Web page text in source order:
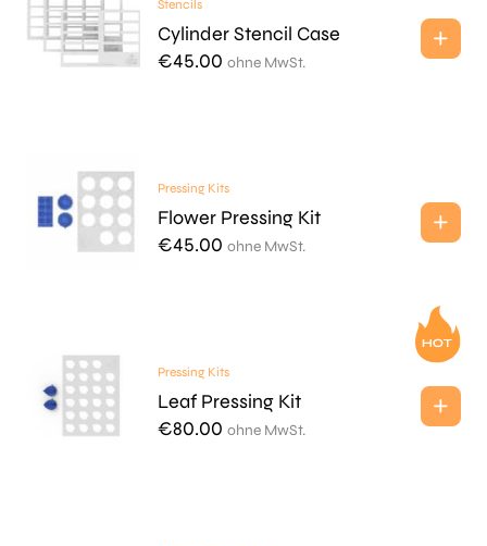
Stencils
Cylinder Stencil Case
€45.00 ohne MwSt.
Pressing Kits
Flower Pressing Kit
€45.00 ohne MwSt.
Pressing Kits
Leaf Pressing Kit
€80.00 ohne MwSt.